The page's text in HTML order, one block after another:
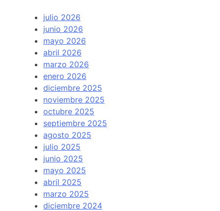
julio 2026
junio 2026
mayo 2026
abril 2026
marzo 2026
enero 2026
diciembre 2025
noviembre 2025
octubre 2025
septiembre 2025
agosto 2025
julio 2025
junio 2025
mayo 2025
abril 2025
marzo 2025
diciembre 2024